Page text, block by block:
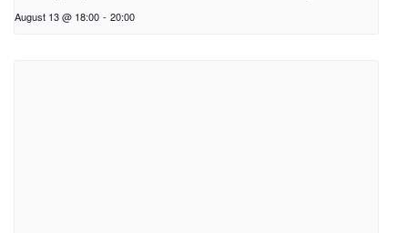
August 13 @ 18:00 - 20:00